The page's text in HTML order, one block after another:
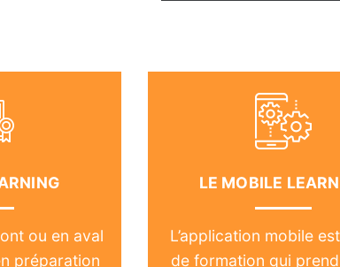
ou en aval
préparation
LE MOBILE
L’application mobile
de formation qui